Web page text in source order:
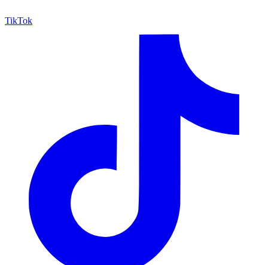
TikTok